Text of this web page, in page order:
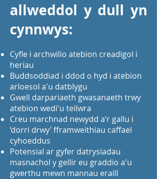
allweddol y dull yn
cynnwys:
Cyfle i archwilio atebion creadigol i
heriau
Buddsoddiad i ddod o hyd i atebion
arloesol a'u datblygu
Gwell darpariaeth gwasanaeth trwy
atebion wedi'u teilwra
Creu marchnad newydd a’r gallu i
‘dorri drwy’ fframweithiau caffael
cyhoeddus
Potensial ar gyfer datrysiadau
masnachol y gellir eu graddio a'u
gwerthu mewn mannau eraill